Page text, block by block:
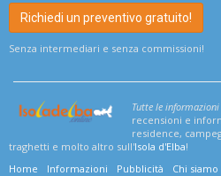
Richiedi un preventivo gratuito!
Senza intermediari e senza commissioni!
Tutte le
recensioni e
residence,
traghetti e molto altro sull'Isola d'Elba!
Home
Informazioni Pubblicità Chi siamo